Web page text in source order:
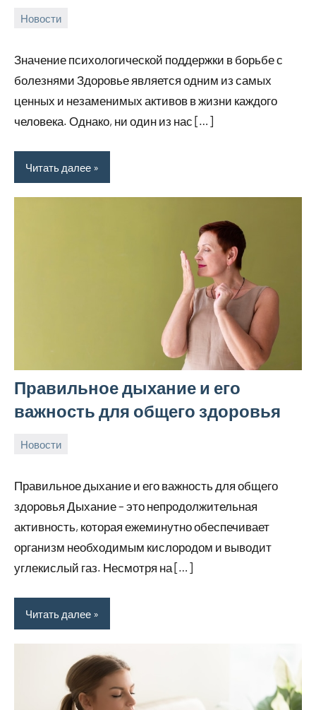
Новости
2024
Значение психологической поддержки в борьбе с
болезнями Здоровье является одним из самых
ценных и незаменимых активов в жизни каждого
человека. Однако, ни один из нас […]
Читать далее
Правильное дыхание и его
важность для общего здоровья
Новости
2024
Правильное дыхание и его важность для общего
здоровья Дыхание – это непродолжительная
активность, которая ежеминутно обеспечивает
организм необходимым кислородом и выводит
углекислый газ. Несмотря на […]
Читать далее